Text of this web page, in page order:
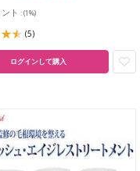
ト :(1%)
(5)
ログインして購入